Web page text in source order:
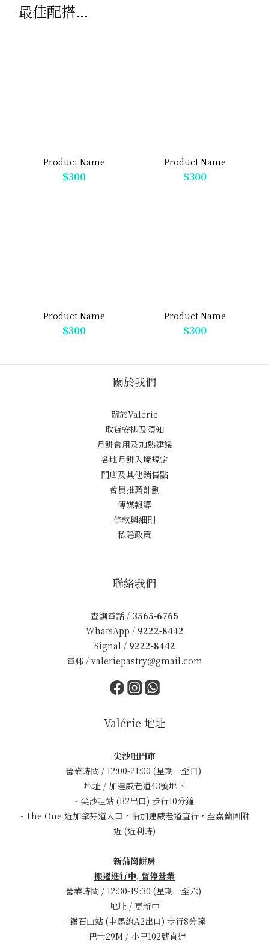
最佳配搭...
Product Name
$300
Product Name
$300
Product Name
$300
Product Name
$300
關於我們
關於Valérie
取貨安排及須知
月餅食用及加熱建議
各地月餅入境規定
門店及其他銷售點
會員推薦計劃
傳媒報導
條款與細則
私隱政策
聯絡我們
查詢電話 / 3565-6765
WhatsApp / 9222-8442
Signal / 9222-8442
電郵 / valeriepastry@gmail.com
Valérie 地址
尖沙咀門市
營業時間 / 12:00-21:00 (星期一至日)
地址 / 加連威老道43號地下
- 尖沙咀站 (B2出口) 步行10分鐘
- The One 近加拿芬道入口，沿加連威老道直行，至嘉蘭圍附
近 (近利時)
新蒲崗餅房
搬遷進行中, 暫停營業
營業時間 / 12:30-19:30 (星期一至六)
地址 / 更新中
- 鑽石山站 (屯馬線A2出口) 步行8分鐘
- 巴士29M / 小巴102號直達